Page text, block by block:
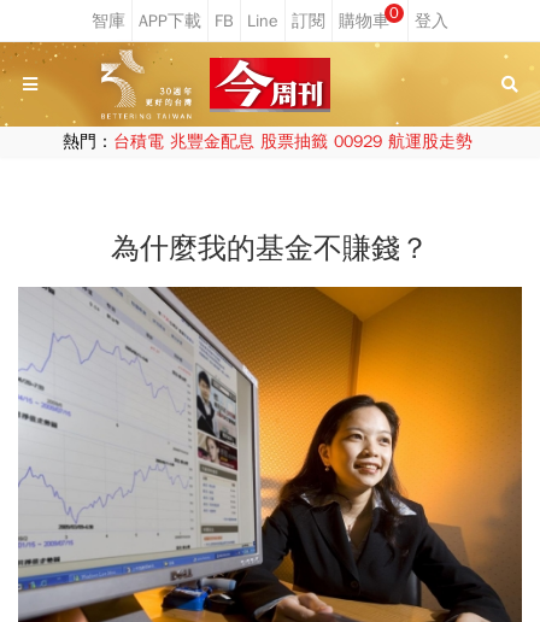
0
熱門： 台積電 兆豐金配息 股票抽籤 00929 航運股走勢
為什麼我的基金不賺錢？